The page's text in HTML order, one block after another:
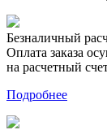
Безналичный
Оплата заказа
на расчетный
Подробнее